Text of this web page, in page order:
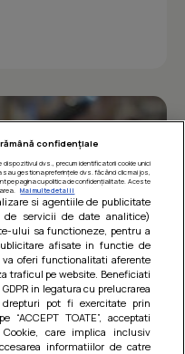
rosu
confidențiale
dvs., precum identificatorii cookie unici
gestiona preferințele dvs. făcând clic mai jos,
pe pagina cu politica de confidențialitate. Aceste
Mai multe detalii
si agentiile de publicitate
servicii de date analitice)
ului sa functioneze, pentru a
afisate in functie de
oferi functionalitati aferente
traficul pe website. Beneficiati
in legatura cu prelucrarea
pot fi exercitate prin
“ACCEPT TOATE”, acceptati
care implica inclusiv
informatiilor de catre